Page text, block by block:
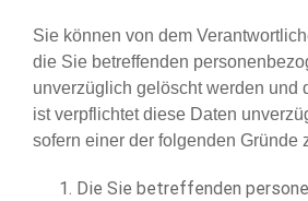
Sie können von dem
die Sie betreffenden
unverzüglich gelöscht werden und
ist verpflichtet diese Daten
sofern einer der folgenden Gründe
Die Sie betreffenden